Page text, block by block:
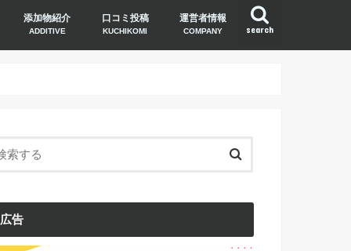
search
添加物紹介
ADDITIVE
口コミ投稿
KUCHIKOMI
運営者情報
COMPANY
広告